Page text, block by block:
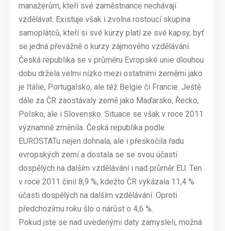
manažerům, kteří své zaměstnance nechávají
vzdělávat. Existuje však i zvolna rostoucí skupina
samoplátců, kteří si své kurzy platí ze své kapsy, byť
se jedná převážně o kurzy zájmového vzdělávání.
Česká republika se v průměru Evropské unie dlouhou
dobu držela velmi nízko mezi ostatními zeměmi jako
je Itálie, Portugalsko, ale též Belgie či Francie. Ještě
dále za ČR zaostávaly země jako Maďarsko, Řecko,
Polsko, ale i Slovensko. Situace se však v roce 2011
významně změnila. Česká republika podle
EUROSTATu nejen dohnala, ale i přeskočila řadu
evropských zemí a dostala se se svou účastí
dospělých na dalším vzdělávání i nad průměr EU. Ten
v roce 2011 činil 8,9 %, kdežto ČR vykázala 11,4 %
účasti dospělých na dalším vzdělávání. Oproti
předchozímu roku šlo o nárůst o 4,6 %.
Pokud jste se nad uvedenými daty zamysleli, možná